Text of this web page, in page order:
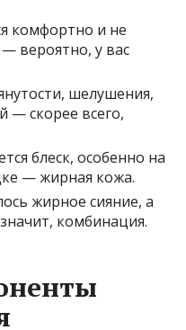
комфортно и не
вероятно, у вас
шелушения,
— скорее всего,
блеск, особенно на
— жирная кожа.
жирное сияние, а
комбинация.